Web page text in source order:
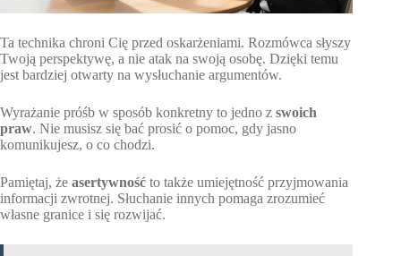
Ta technika chroni Cię przed oskarżeniami. Rozmówca słyszy
Twoją perspektywę, a nie atak na swoją osobę. Dzięki temu
jest bardziej otwarty na wysłuchanie argumentów.
Wyrażanie próśb w sposób konkretny to jedno z swoich
praw. Nie musisz się bać prosić o pomoc, gdy jasno
komunikujesz, o co chodzi.
Pamiętaj, że asertywność to także umiejętność przyjmowania
informacji zwrotnej. Słuchanie innych pomaga zrozumieć
własne granice i się rozwijać.